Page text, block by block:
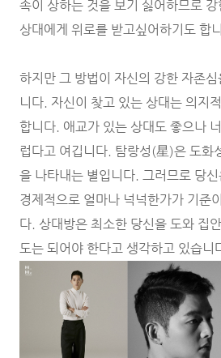
속이 상하는 것을 보기 싫어하므로
상대에게 위로를 받고싶어하기도 합
하지만 그 방법이 자신의 강한 자존
니다. 자신이 찾고 있는 상대는 의지
합니다. 애교가 있는 상대도 좋으나
럽다고 여깁니다. 탐랑성(星)은 도화
을 나타내는 별입니다. 그러므로 당
경제적으로 얼마나 넉넉한가가 기준
다. 상대방은 최소한 당신을 도와 집
도는 되어야 한다고 생각하고 있습니